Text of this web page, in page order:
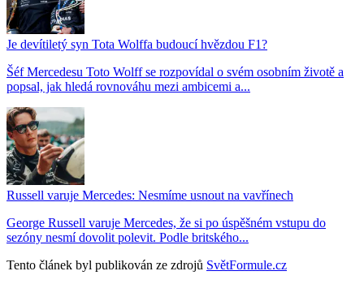
Je devítiletý syn Tota Wolffa budoucí hvězdou F1?
Šéf Mercedesu Toto Wolff se rozpovídal o svém osobním životě a
popsal, jak hledá rovnováhu mezi ambicemi a...
Russell varuje Mercedes: Nesmíme usnout na vavřínech
George Russell varuje Mercedes, že si po úspěšném vstupu do
sezóny nesmí dovolit polevit. Podle britského...
Tento článek byl publikován ze zdrojů SvětFormule.cz